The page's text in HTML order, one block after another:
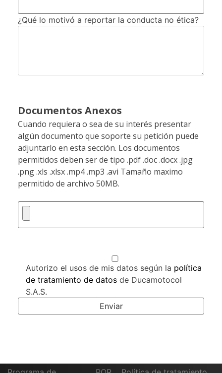
¿Qué lo motivó a reportar la conducta no ética?
Documentos Anexos
Cuando requiera o sea de su interés presentar
algún documento que soporte su petición puede
adjuntarlo en esta sección. Los documentos
permitidos deben ser de tipo .pdf .doc .docx .jpg
.png .xls .xlsx .mp4 .mp3 .avi Tamaño maximo
permitido de archivo 50MB.
Autorizo el usos de mis datos según la política
de tratamiento de datos de Ducamotocol
S.A.S.